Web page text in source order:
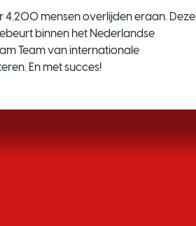
4.200 mensen overlijden eraan. Deze
binnen het Nederlandse
Team van internationale
En met succes!